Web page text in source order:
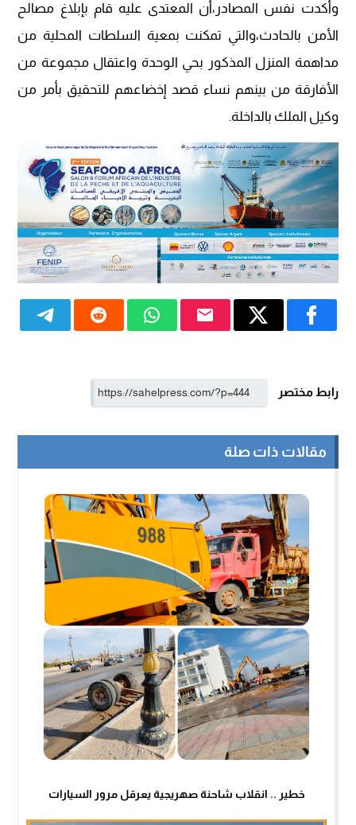
وأكدت نفس المصادر،أن المعتدى عليه قام بإبلاغ مصالح
الأمن بالحادث،والتي تمكنت بمعية السلطات المحلية من
مداهمة المنزل المذكور بحي الوحدة واعتقال مجموعة من
الأفارقة من بينهم نساء قصد إخضاعهم للتحقيق بأمر من
وكيل الملك بالداخلة.
رابط مختصر
مقالات ذات صلة
خطير .. انقلاب شاحنة صهريجية يعرقل مرور السيارات